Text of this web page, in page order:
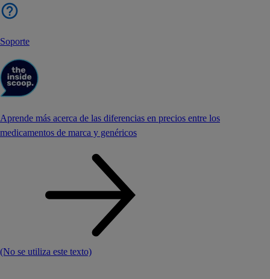
Soporte
Aprende más acerca de las diferencias en precios entre los
medicamentos de marca y genéricos
(No se utiliza este texto)